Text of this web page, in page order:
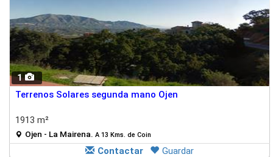
1
Terrenos Solares segunda mano Ojen
1913 m²
Ojen - La Mairena. A 13 Kms. de Coin
Contactar Guardar